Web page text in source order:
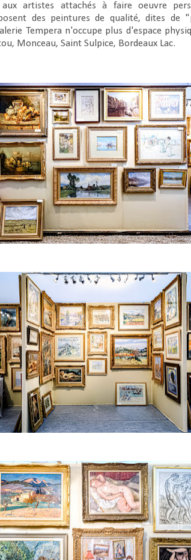
artistes attachés à faire oeuvre
des peintures de qualité, dites de
Tempera n'occupe plus d'espace
Monceau, Saint Sulpice, Bordeaux Lac.